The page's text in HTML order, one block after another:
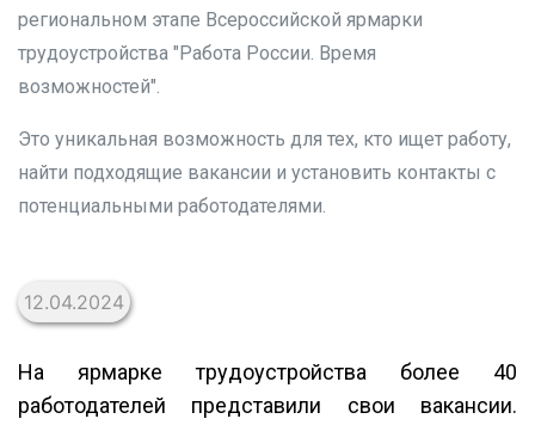
региональном этапе Всероссийской ярмарки
трудоустройства "Работа России. Время
возможностей".
Это уникальная возможность для тех, кто ищет работу,
найти подходящие вакансии и установить контакты с
потенциальными работодателями.
12.04.2024
На ярмарке трудоустройства более 40
работодателей представили свои вакансии.